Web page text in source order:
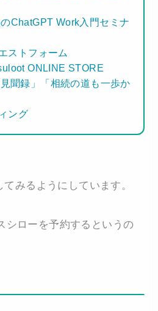
ChatGPT Work入門セミナ
ストフォーム
ONLINE STORE
聞録」「相続の道も一歩か
ング
みるようにしています。
シローを予約するというの